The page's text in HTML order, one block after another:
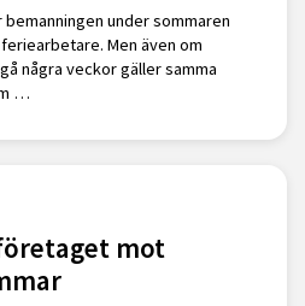
under sommaren
Men även om
några veckor gäller samma
…
mot